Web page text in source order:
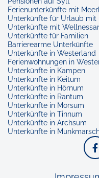
Ferienunterkünfte mit
Unterkünfte für Urlaub mit
Unterkünfte mit
Unterkünfte für Familien
Barrierearme Unterkünfte
Unterkünfte in Westerland
Ferienwohnungen in
Unterkünfte in Kampen
Unterkünfte in Keitum
Unterkünfte in Hörnum
Unterkünfte in Rantum
Unterkünfte in Morsum
Unterkünfte in Tinnum
Unterkünfte in Archsum
Unterkünfte in